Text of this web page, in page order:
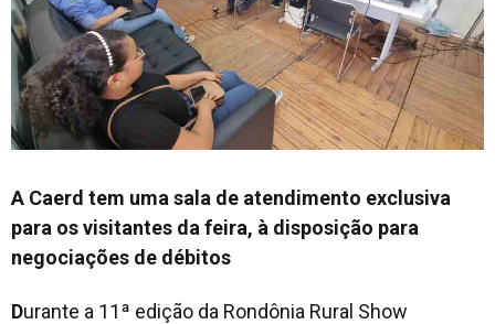
A Caerd tem uma sala de atendimento exclusiva
para os visitantes da feira, à disposição para
negociações de débitos
Durante a 11ª edição da Rondônia Rural Show